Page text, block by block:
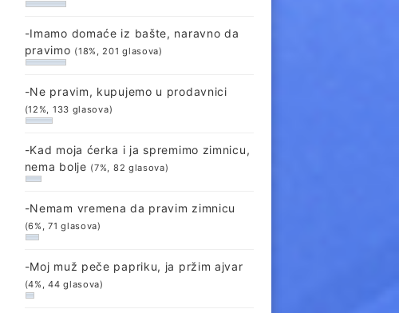
-Imamo domaće iz bašte, naravno da
pravimo (18%, 201 glasova)
-Ne pravim, kupujemo u prodavnici
(12%, 133 glasova)
-Kad moja ćerka i ja spremimo zimnicu,
nema bolje (7%, 82 glasova)
-Nemam vremena da pravim zimnicu
(6%, 71 glasova)
-Moj muž peče papriku, ja pržim ajvar
(4%, 44 glasova)